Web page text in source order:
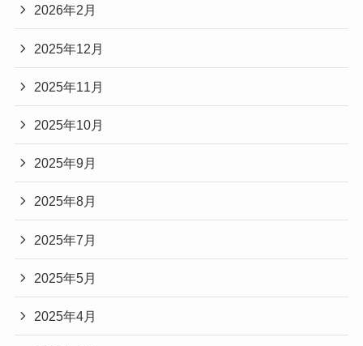
2026年2月
2025年12月
2025年11月
2025年10月
2025年9月
2025年8月
2025年7月
2025年5月
2025年4月